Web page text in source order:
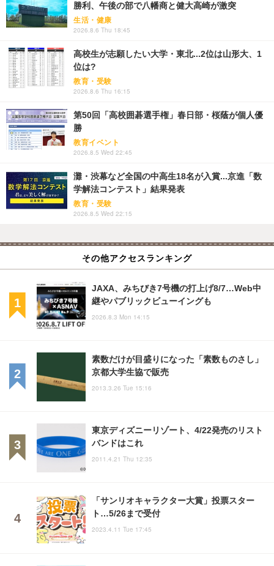
勝利、午後の部で八幡商と健大高崎が激突
生活・健康
2026.8.6 Thu 18:45
高校生が志願したい大学・東北...2位は山形大、1
位は?
教育・受験
2026.8.6 Thu 16:15
第50回「高校囲碁選手権」春日部・桜蔭が個人優
勝
教育イベント
2026.8.5 Wed 22:45
灘・渋幕など全国の中高生18名が入賞...京進「数
学解法コンテスト」結果発表
教育・受験
2026.8.5 Wed 22:15
その他アクセスランキング
JAXA、みちびき7号機の打上げ8/7…Web中
継やパブリックビューイングも
2026.8.3 Mon 14:15
素数だけが目盛りになった「素数ものさし」
京都大学生協で販売
2013.3.26 Tue 15:16
東京ディズニーリゾート、4/22発売のリスト
バンドはこれ
2011.4.21 Thu 12:35
「サンリオキャラクター大賞」投票スター
ト…5/26まで受付
2023.4.11 Tue 17:45